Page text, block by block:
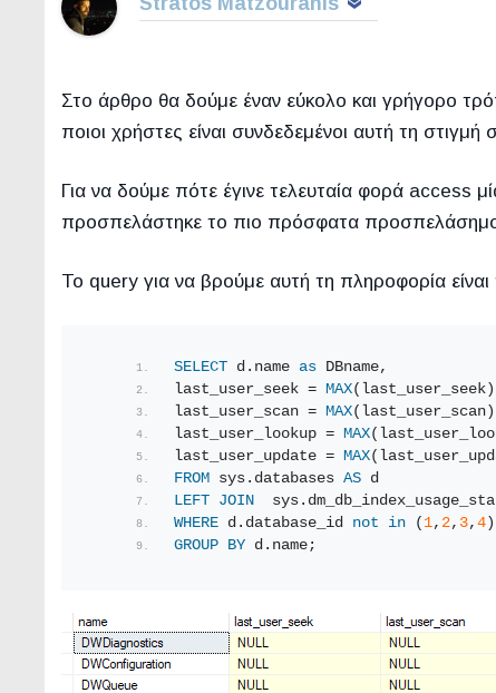
Στο άρθρο θα δούμε έναν εύκολο και γρήγορο
ποιοι χρήστες είναι συνδεδεμένοι αυτή τη στιγμή
Για να δούμε πότε έγινε τελευταία φορά
προσπελάστηκε το πιο πρόσφατα
Το query για να βρούμε αυτή τη πληροφορία
SELECT d.name as DBname,
last_user_seek = MAX
last_user_scan = MAX
last_user_lookup = MAX
last_user_update = MAX
FROM sys.databases AS d
LEFT JOIN
WHERE d.database_id not in ( 1, 2, 3, 4)
GROUP BY d.name;